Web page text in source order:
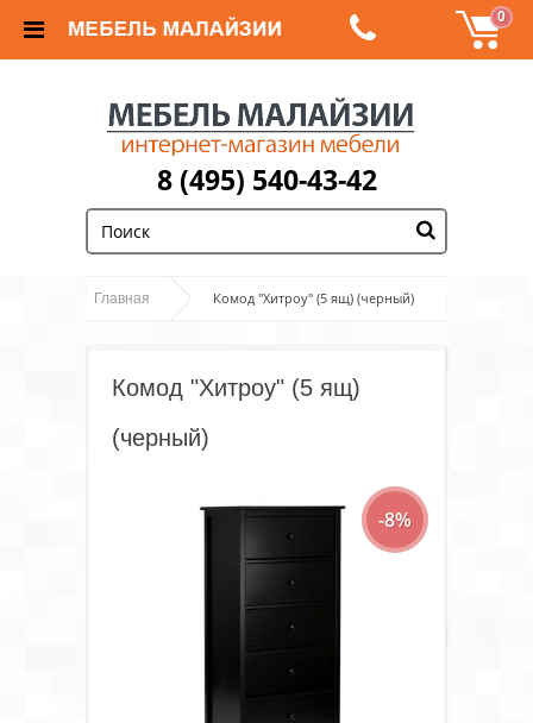
0
8 (495) 540-43-42
Главная Комод "Хитроу" (5 ящ) (черный)
Комод "Хитроу" (5 ящ)
(черный)
-8%